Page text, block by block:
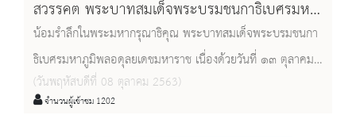
สวรรคต พระบาทสมเด็จพระบรมชนกาธิเบศรมหา
ภูมิพลอดุลยเดชมหาราช
น้อมรำลึกในพระมหากรุณาธิคุณ พระบาทสมเด็จพระบรมชนกา
ธิเบศรมหาภูมิพลอดุลยเดชมหาราช เนื่องด้วยวันที่ ๑๓ ตุลาคม
๒๕๖๓ เป็นวันคล้ายวันสวรรคต
(วันพฤหัสบดีที่ 08 ตุลาคม 2563)
จำนวนผู้เข้าชม 1202